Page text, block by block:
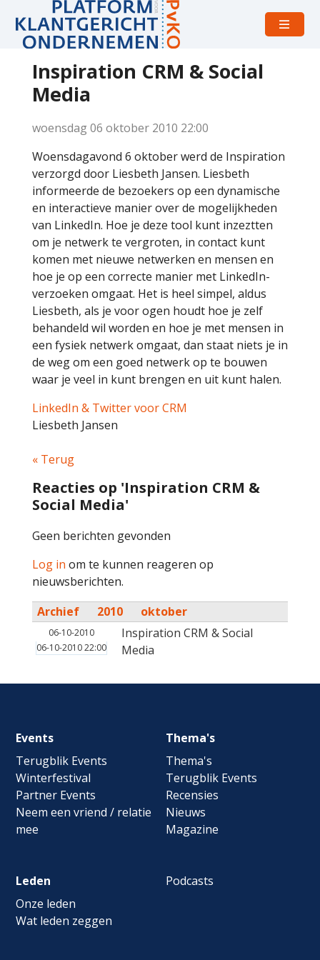
Open
Inspiration CRM & Social
Media
woensdag 06 oktober 2010 22:00
Woensdagavond 6 oktober werd de Inspiration
verzorgd door Liesbeth Jansen. Liesbeth
informeerde de bezoekers op een dynamische
en interactieve manier over de mogelijkheden
van LinkedIn. Hoe je deze tool kunt inzeztten
om je netwerk te vergroten, in contact kunt
komen met nieuwe netwerken en mensen en
hoe je op een correcte manier met LinkedIn-
verzoeken omgaat. Het is heel simpel, aldus
Liesbeth, als je voor ogen houdt hoe je zelf
behandeld wil worden en hoe je met mensen in
een fysiek netwerk omgaat, dan staat niets je in
de weg om een goed netwerk op te bouwen
waar je veel in kunt brengen en uit kunt halen.
LinkedIn & Twitter voor CRM
Liesbeth Jansen
« Terug
Reacties op 'Inspiration CRM &
Social Media'
Geen berichten gevonden
Log in om te kunnen reageren op
nieuwsberichten.
Archief
2010 oktober
06-10-2010
06-10-2010 22:00
Inspiration CRM & Social
Media
Footer
navigation
Events
Terugblik Events
Winterfestival
Partner Events
Neem een vriend / relatie
mee
Thema's
Thema's
Terugblik Events
Recensies
Nieuws
Magazine
Leden
Onze leden
Wat leden zeggen
Podcasts